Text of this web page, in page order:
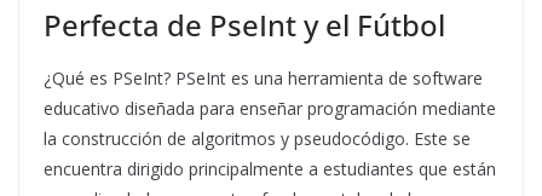
Perfecta de PseInt y el Fútbol
¿Qué es PSeInt? PSeInt es una herramienta de software
educativo diseñada para enseñar programación mediante
la construcción de algoritmos y pseudocódigo. Este se
encuentra dirigido principalmente a estudiantes que están